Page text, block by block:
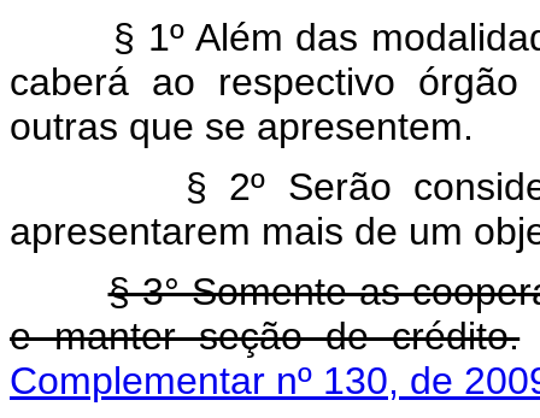
§ 1º Além das
caberá ao respectivo
outras que se apresentem.
§ 2º Serão
apresentarem mais de um
§ 3° Somente as
e manter seção de crédito.
Complementar nº 130, de